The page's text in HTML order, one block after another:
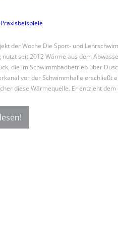
Praxisbeispiele
der Woche Die Sport- und
nutzt seit 2012 Wärme aus dem
die im Schwimmbadbetrieb über
vor der Schwimmhalle erschließt
diese Wärmequelle. Er entzieht